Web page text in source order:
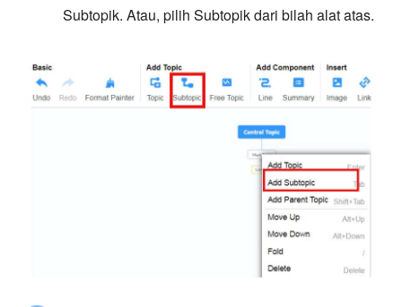
Subtopik. Atau, pilih Subtopik dari bilah alat atas.